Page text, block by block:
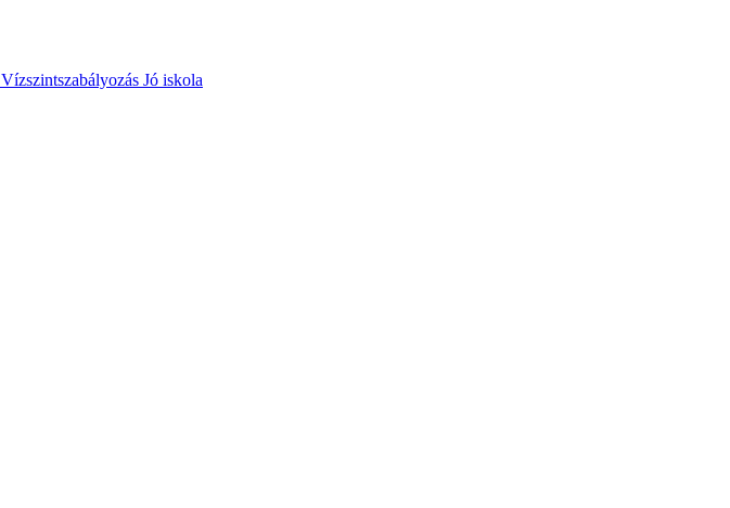
Vízszintszabályozás Jó iskola